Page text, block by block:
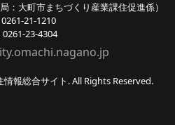
：大町市まちづくり産業課住促進係）
21-1210
0261-23-4304
.jp
報総合サイト. All Rights Reserved.